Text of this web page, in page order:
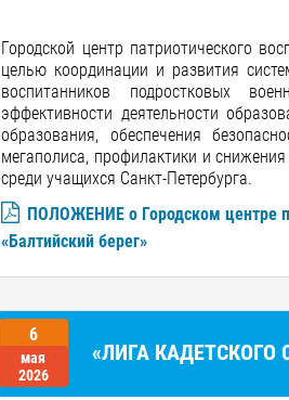
Городской центр патриотического
целью координации и развития
воспитанников подростковых
эффективности деятельности
образования, обеспечения
мегаполиса, профилактики и
среди учащихся Санкт-Петербурга.
ПОЛОЖЕНИЕ о Городском центре
«Балтийский берег»
6
мая
2026
«ЛИГА КАДЕТСКОГО